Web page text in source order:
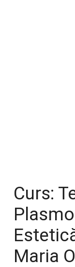
Curs:
Maria